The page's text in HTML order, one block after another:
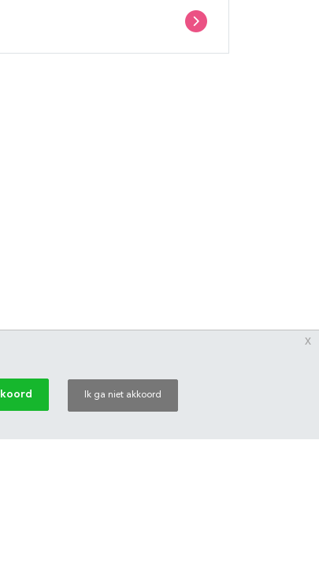
Ik ga niet akkoord
x